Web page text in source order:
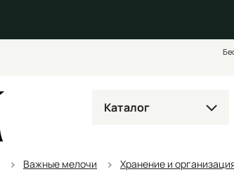
Каталог
Важные мелочи Хранение и